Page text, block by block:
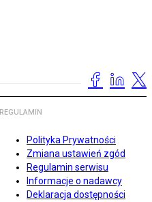
REGULAMIN
Polityka Prywatności
Zmiana ustawień zgód
Regulamin serwisu
Informacje o nadawcy
Deklaracja dostępności